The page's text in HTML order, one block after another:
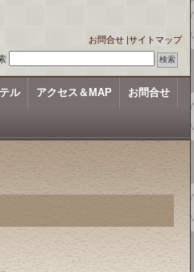
お問合せ |サイトマップ
ル アクセス＆MAP お問合せ